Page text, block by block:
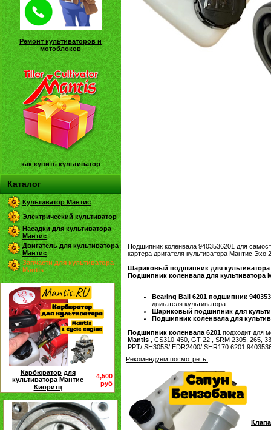
Ремонт культиваторов и
мотоблоков
как купить культиватор
Каталог
Культиватор Мантис
Электрический культиватор
Насадки для культиватора
Мантис
Двигатель для культиватора
Мантис
Запчасти для культиватора
Mantis
Карбюратор для
культиватора Мантис
Киоритц
4,500
руб
Подшипник коленвала 9403536201 для
картера двигателя культиватора Мантис Эхо
Шариковый подшипник для культиватора
Подшипник коленвала для культиватора
Bearing Ball 6201 подшипник
двигателя культиватора
Шариковый подшипник для
Подшипник коленвала для
Подшипник коленвала 6201 подходит для
Mantis
, CS310-450, GT 22 , SRM 2305, 265,
РРТ/ SH305S/ EDR2400/ SHR170 6201
Рекомендуем посмотреть: